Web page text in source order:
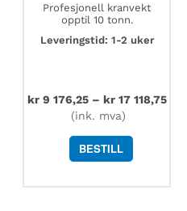
Profesjonell kranvekt
opptil 10 tonn.
Leveringstid: 1-2 uker
kr9 176,25– kr17 118,75
(ink. mva)
BESTILL